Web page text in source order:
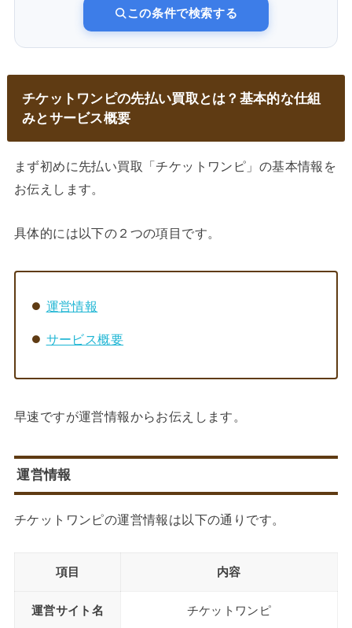
この条件で検索する
チケットワンピの先払い買取とは？基本的な仕組
みとサービス概要
まず初めに先払い買取「チケットワンピ」の基本情報を
お伝えします。
具体的には以下の２つの項目です。
運営情報
サービス概要
早速ですが運営情報からお伝えします。
運営情報
チケットワンピの運営情報は以下の通りです。
項目 内容
運営サイト名 チケットワンピ